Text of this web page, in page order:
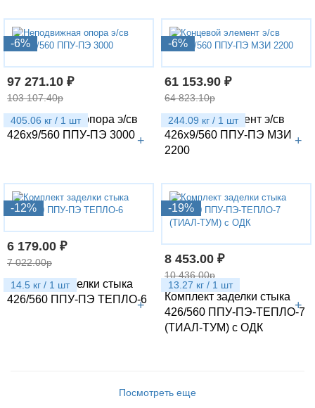
-6%
405.06 кг / 1 шт
97 271.10 ₽
+
103 107.40р
Неподвижная опора э/св
426х9/560 ППУ-ПЭ 3000
-6%
244.09 кг / 1 шт
61 153.90 ₽
+
64 823.10р
Концевой элемент э/св
426х9/560 ППУ-ПЭ МЗИ
2200
-12%
14.5 кг / 1 шт
6 179.00 ₽
+
7 022.00р
Комплект заделки стыка
426/560 ППУ-ПЭ ТЕПЛО-6
-19%
13.27 кг / 1 шт
8 453.00 ₽
+
10 436.00р
Комплект заделки стыка
426/560 ППУ-ПЭ-ТЕПЛО-7
(ТИАЛ-ТУМ) с ОДК
Посмотреть еще